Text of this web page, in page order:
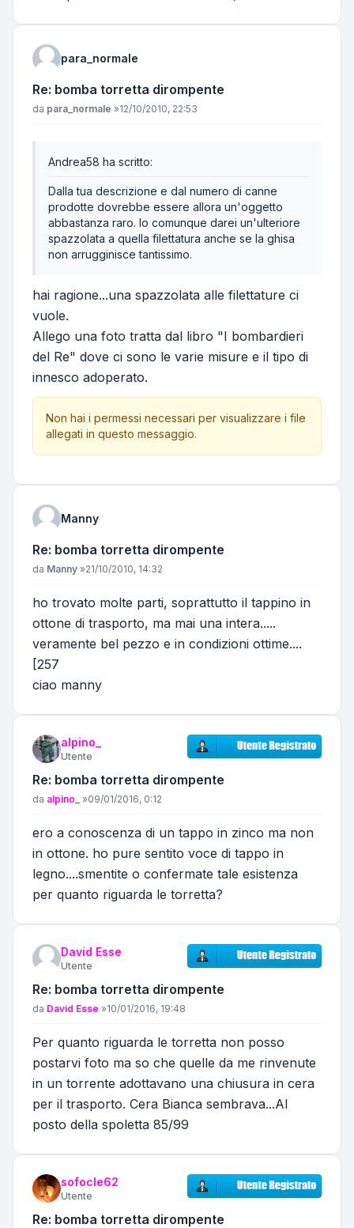
para_normale
Re: bomba torretta dirompente
Messaggio
da para_normale »12/10/2010, 22:53
Andrea58 ha scritto:
Dalla tua descrizione e dal numero di canne
prodotte dovrebbe essere allora un'oggetto
abbastanza raro. Io comunque darei un'ulteriore
spazzolata a quella filettatura anche se la ghisa
non arrugginisce tantissimo.
hai ragione...una spazzolata alle filettature ci
vuole.
Allego una foto tratta dal libro "I bombardieri
del Re" dove ci sono le varie misure e il tipo di
innesco adoperato.
Non hai i permessi necessari per visualizzare i file
allegati in questo messaggio.
Manny
Re: bomba torretta dirompente
Messaggio
da Manny »21/10/2010, 14:32
ho trovato molte parti, soprattutto il tappino in
ottone di trasporto, ma mai una intera.....
veramente bel pezzo e in condizioni ottime....
[257
ciao manny
alpino_
Utente
Re: bomba torretta dirompente
Messaggio
da alpino_ »09/01/2016, 0:12
ero a conoscenza di un tappo in zinco ma non
in ottone. ho pure sentito voce di tappo in
legno....smentite o confermate tale esistenza
per quanto riguarda le torretta?
David Esse
Utente
Re: bomba torretta dirompente
Messaggio
da David Esse »10/01/2016, 19:48
Per quanto riguarda le torretta non posso
postarvi foto ma so che quelle da me rinvenute
in un torrente adottavano una chiusura in cera
per il trasporto. Cera Bianca sembrava...Al
posto della spoletta 85/99
sofocle62
Utente
Re: bomba torretta dirompente